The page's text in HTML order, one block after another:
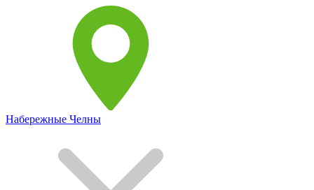
Набережные Челны